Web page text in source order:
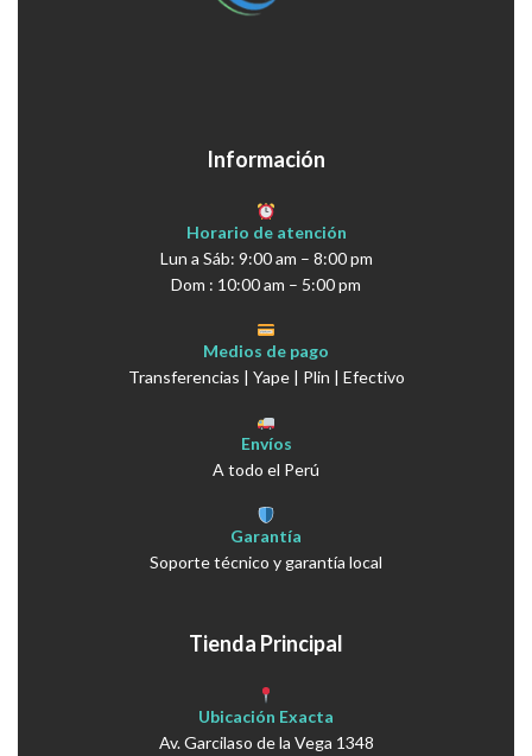
Información
Horario de atención
Lun a Sáb: 9:00 am – 8:00 pm
Dom : 10:00 am – 5:00 pm
Medios de pago
Transferencias | Yape | Plin | Efectivo
Envíos
A todo el Perú
Garantía
Soporte técnico y garantía local
Tienda Principal
Ubicación Exacta
Av. Garcilaso de la Vega 1348